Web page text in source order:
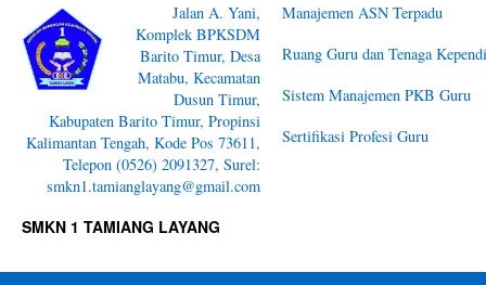
Jalan A. Yani,
Komplek BPKSDM
Barito Timur, Desa
Matabu, Kecamatan
Dusun Timur,
Kabupaten Barito Timur, Propinsi
Kalimantan Tengah, Kode Pos 73611,
Telepon (0526) 2091327, Surel:
smkn1.tamianglayang@gmail.com
Manajemen ASN Terpadu
Ruang Guru dan Tenaga
Sistem Manajemen PKB Guru
Sertifikasi Profesi Guru
SMKN 1 TAMIANG LAYANG